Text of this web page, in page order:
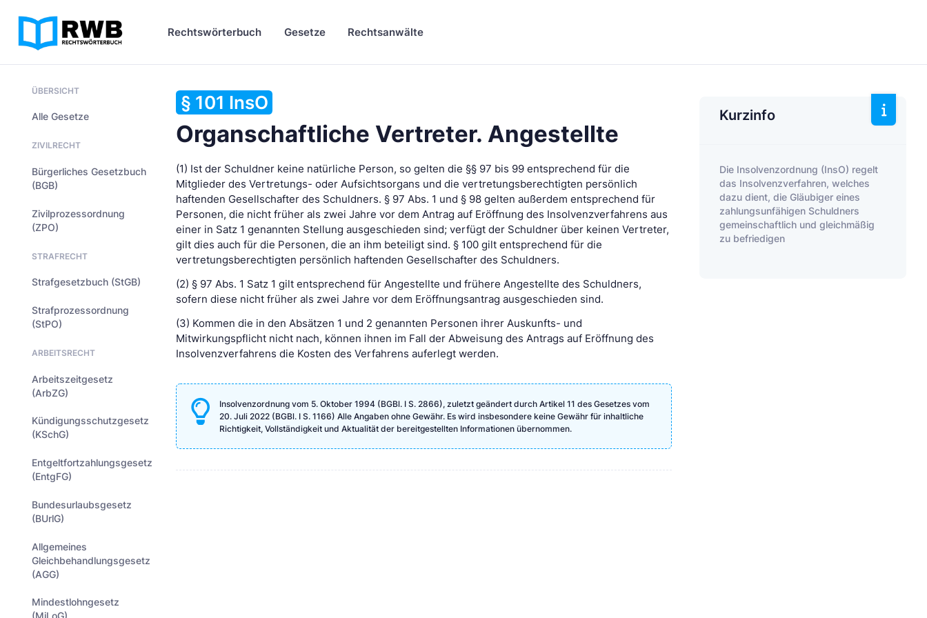
Rechtswörterbuch Gesetze Rechtsanwälte
ÜBERSICHT
Alle Gesetze
ZIVILRECHT
Bürgerliches Gesetzbuch
(BGB)
Zivilprozessordnung
(ZPO)
STRAFRECHT
Strafgesetzbuch (StGB)
Strafprozessordnung
(StPO)
ARBEITSRECHT
Arbeitszeitgesetz
(ArbZG)
Kündigungsschutzgesetz
(KSchG)
Entgeltfortzahlungsgesetz
(EntgFG)
Bundesurlaubsgesetz
(BUrlG)
Allgemeines
Gleichbehandlungsgesetz
(AGG)
Mindestlohngesetz
§ 101 InsO
Organschaftliche Vertreter. Angestellte
(1) Ist der Schuldner keine natürliche Person, so gelten die §§ 97 bis 99 entsprechend für die
Mitglieder des Vertretungs- oder Aufsichtsorgans und die vertretungsberechtigten persönlich
haftenden Gesellschafter des Schuldners. § 97 Abs. 1 und § 98 gelten außerdem entsprechend für
Personen, die nicht früher als zwei Jahre vor dem Antrag auf Eröffnung des Insolvenzverfahrens aus
einer in Satz 1 genannten Stellung ausgeschieden sind; verfügt der Schuldner über keinen Vertreter,
gilt dies auch für die Personen, die an ihm beteiligt sind. § 100 gilt entsprechend für die
vertretungsberechtigten persönlich haftenden Gesellschafter des Schuldners.
(2) § 97 Abs. 1 Satz 1 gilt entsprechend für Angestellte und frühere Angestellte des Schuldners,
sofern diese nicht früher als zwei Jahre vor dem Eröffnungsantrag ausgeschieden sind.
(3) Kommen die in den Absätzen 1 und 2 genannten Personen ihrer Auskunfts- und
Mitwirkungspflicht nicht nach, können ihnen im Fall der Abweisung des Antrags auf Eröffnung des
Insolvenzverfahrens die Kosten des Verfahrens auferlegt werden.
Insolvenzordnung vom 5. Oktober 1994 (BGBl. I S. 2866), zuletzt geändert durch Artikel 11 des Gesetzes vom
20. Juli 2022 (BGBl. I S. 1166) Alle Angaben ohne Gewähr. Es wird insbesondere keine Gewähr für inhaltliche
Richtigkeit, Vollständigkeit und Aktualität der bereitgestellten Informationen übernommen.
Kurzinfo
Die Insolvenzordnung (InsO) regelt
das Insolvenzverfahren, welches
dazu dient, die Gläubiger eines
zahlungsunfähigen Schuldners
gemeinschaftlich und gleichmäßig
zu befriedigen